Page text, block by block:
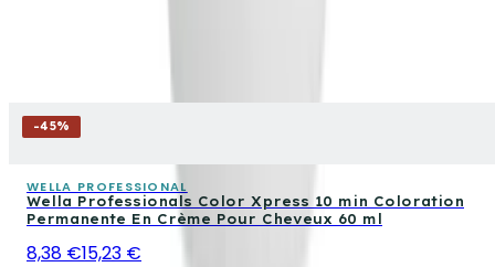
-45%
WELLA PROFESSIONAL
Wella Professionals Color Xpress 10 min Coloration
Permanente En Crème Pour Cheveux 60 ml
8,38 €15,23 €